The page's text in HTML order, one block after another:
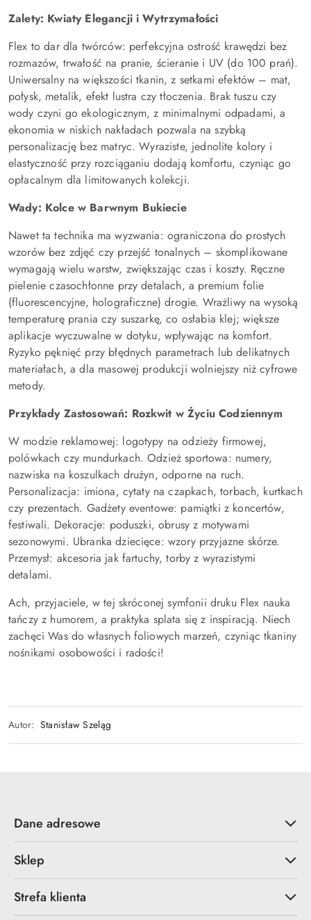
Zalety: Kwiaty Elegancji i Wytrzymałości
Flex to dar dla twórców: perfekcyjna ostrość krawędzi bez
rozmazów, trwałość na pranie, ścieranie i UV (do 100 prań).
Uniwersalny na większości tkanin, z setkami efektów – mat,
połysk, metalik, efekt lustra czy tłoczenia. Brak tuszu czy
wody czyni go ekologicznym, z minimalnymi odpadami, a
ekonomia w niskich nakładach pozwala na szybką
personalizację bez matryc. Wyraziste, jednolite kolory i
elastyczność przy rozciąganiu dodają komfortu, czyniąc go
opłacalnym dla limitowanych kolekcji.
Wady: Kolce w Barwnym Bukiecie
Nawet ta technika ma wyzwania: ograniczona do prostych
wzorów bez zdjęć czy przejść tonalnych – skomplikowane
wymagają wielu warstw, zwiększając czas i koszty. Ręczne
pielenie czasochłonne przy detalach, a premium folie
(fluorescencyjne, holograficzne) drogie. Wrażliwy na wysoką
temperaturę prania czy suszarkę, co osłabia klej; większe
aplikacje wyczuwalne w dotyku, wpływając na komfort.
Ryzyko pęknięć przy błędnych parametrach lub delikatnych
materiałach, a dla masowej produkcji wolniejszy niż cyfrowe
metody.
Przykłady Zastosowań: Rozkwit w Życiu Codziennym
W modzie reklamowej: logotypy na odzieży firmowej,
polówkach czy mundurkach. Odzież sportowa: numery,
nazwiska na koszulkach drużyn, odporne na ruch.
Personalizacja: imiona, cytaty na czapkach, torbach, kurtkach
czy prezentach. Gadżety eventowe: pamiątki z koncertów,
festiwali. Dekoracje: poduszki, obrusy z motywami
sezonowymi. Ubranka dziecięce: wzory przyjazne skórze.
Przemysł: akcesoria jak fartuchy, torby z wyrazistymi
detalami.
Ach, przyjaciele, w tej skróconej symfonii druku Flex nauka
tańczy z humorem, a praktyka splata się z inspiracją. Niech
zachęci Was do własnych foliowych marzeń, czyniąc tkaniny
nośnikami osobowości i radości!
Autor: Stanisław Szeląg
Dane adresowe
Sklep
Strefa klienta